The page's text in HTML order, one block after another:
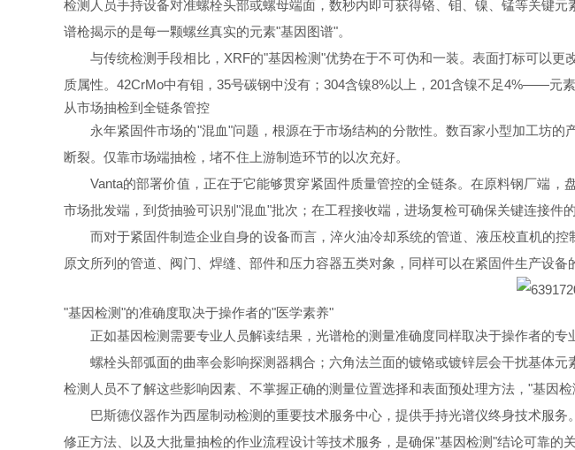
检测人员手持设备对准螺栓头部或螺母端面，数秒内即可获得铬、钼、镍、锰等关键
谱枪揭示的是每一颗螺丝真实的元素"基因图谱"。
与传统检测手段相比，XRF的"基因检测"优势在于不可伪和一装。表面打标可以
质属性。42CrMo中有钼，35号碳钢中没有；304含镍8%以上，201含镍不足4%——元
从市场抽检到全链条管控
永年紧固件市场的"混血"问题，根源在于市场结构的分散性。数百家小型加工坊
断裂。仅靠市场端抽检，堵不住上游制造环节的以次充好。
Vanta的部署价值，正在于它能够贯穿紧固件质量管控的全链条。在原料钢厂端
市场批发端，到货抽验可识别"混血"批次；在工程接收端，进场复检可确保关键连接件
而对于紧固件制造企业自身的设备而言，淬火油冷却系统的管道、液压校直机的
原文所列的管道、阀门、焊缝、部件和压力容器五类对象，同样可以在紧固件生产设备
"基因检测"的准确度取决于操作者的"医学素养"
正如基因检测需要专业人员解读结果，光谱枪的测量准确度同样取决于操作者的专
螺栓头部弧面的曲率会影响探测器耦合；六角法兰面的镀铬或镀锌层会干扰基体
检测人员不了解这些影响因素、不掌握正确的测量位置选择和表面预处理方法，"基因检
巴斯德仪器作为西屋制动检测的重要技术服务中心，提供手持光谱仪终身技术服
修正方法、以及大批量抽检的作业流程设计等技术服务，是确保"基因检测"结论可靠的关